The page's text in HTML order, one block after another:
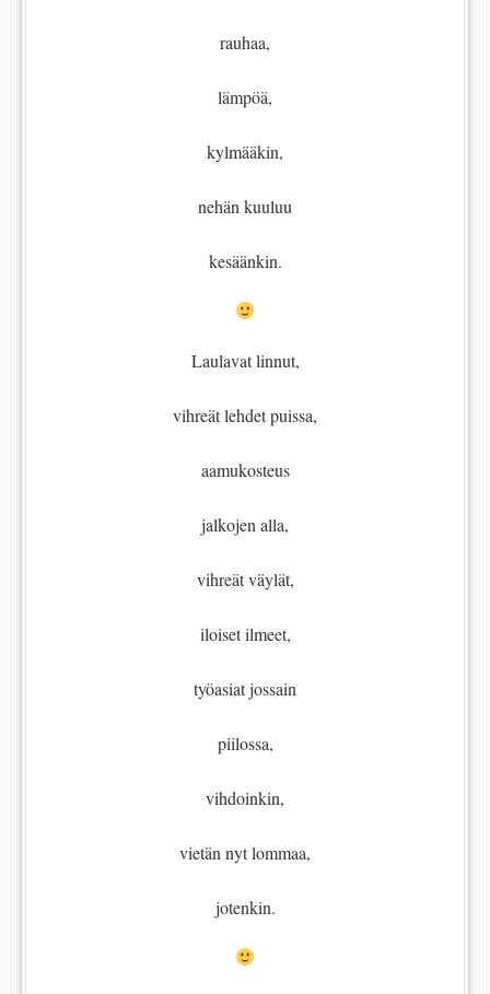
rauhaa,
lämpöä,
kylmääkin,
nehän kuuluu
kesäänkin.
Laulavat linnut,
vihreät lehdet puissa,
aamukosteus
jalkojen alla,
vihreät väylät,
iloiset ilmeet,
työasiat jossain
piilossa,
vihdoinkin,
vietän nyt lommaa,
jotenkin.